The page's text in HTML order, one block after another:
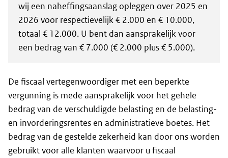
wij een naheffingsaanslag opleggen over 2025 en
2026 voor respectievelijk € 2.000 en € 10.000,
totaal € 12.000. U bent dan aansprakelijk voor
een bedrag van € 7.000 (€ 2.000 plus € 5.000).
De fiscaal vertegenwoordiger met een beperkte
vergunning is mede aansprakelijk voor het gehele
bedrag van de verschuldigde belasting en de belasting-
en invorderingsrentes en administratieve boetes. Het
bedrag van de gestelde zekerheid kan door ons worden
gebruikt voor alle klanten waarvoor u fiscaal